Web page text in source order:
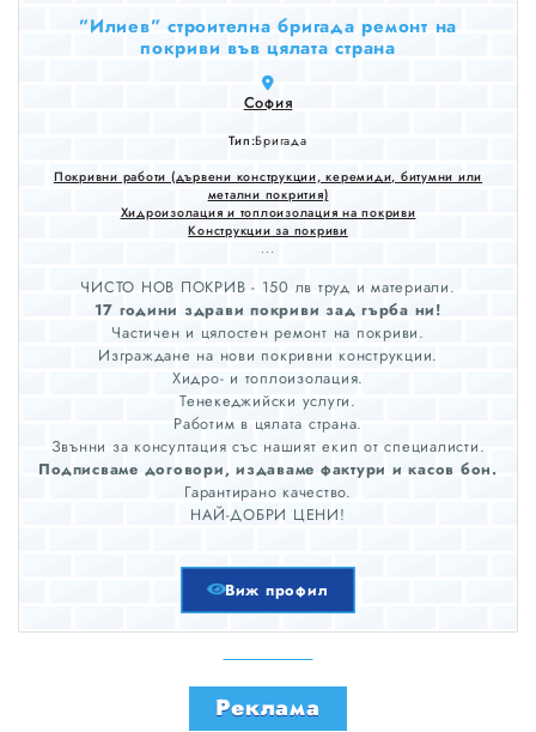
”Илиев” строителна бригада ремонт на
покриви във цялата страна
София
Тип:Бригада
Покривни работи (дървени конструкции, керемиди, битумни или
метални покрития)
Хидроизолация и топлоизолация на покриви
Конструкции за покриви
...
ЧИСТО НОВ ПОКРИВ - 150 лв труд и материали.
17 години здрави покриви зад гърба ни!
Частичен и цялостен ремонт на покриви.
Изграждане на нови покривни конструкции.
Хидро- и топлоизолация.
Тенекеджийски услуги.
Работим в цялата страна.
Звънни за консултация със нашият екип от специалисти.
Подписваме договори, издаваме фактури и касов бон.
Гарантирано качество.
НАЙ-ДОБРИ ЦЕНИ!
Виж профил
Реклама